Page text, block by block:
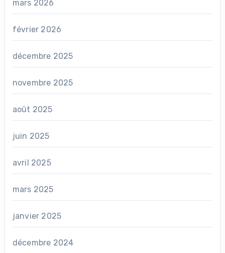
mars 2026
février 2026
décembre 2025
novembre 2025
août 2025
juin 2025
avril 2025
mars 2025
janvier 2025
décembre 2024